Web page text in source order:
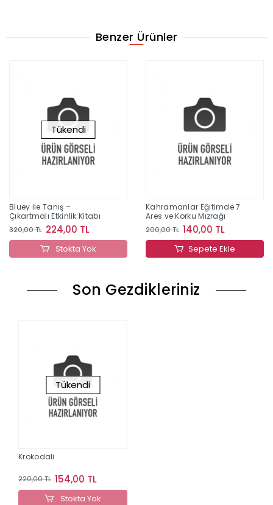
Benzer Ürünler
Tükendi
Bluey ile Tanış –
Çıkartmalı Etkinlik Kitabı
320,00 TL 224,00 TL
Stokta Yok
Kahramanlar Eğitimde 7
Ares ve Korku Mızrağı
200,00 TL 140,00 TL
Sepete Ekle
Son Gezdikleriniz
Tükendi
Krokodali
220,00 TL 154,00 TL
Stokta Yok